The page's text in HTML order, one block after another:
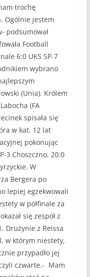
trochę
Ogólnie jestem
podsumował
Football
6:0 UKS SP-7
wybrano
(Unia). Królem
(FA
spisała się
w kat. 12 lat
pokonując
3 Choszczno, 20:0
W
Bergera po
lepiej egzekwowali
w półfinale za
się zespół z
Drużynie z Reissa
w którym niestety,
przypadło jej
czwarte.- Mam